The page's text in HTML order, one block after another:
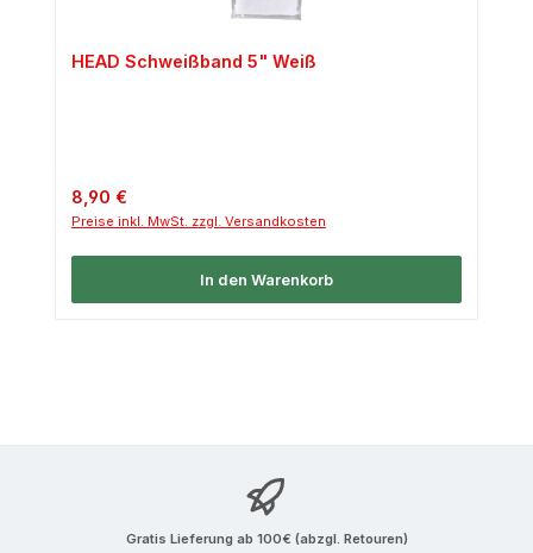
HEAD Schweißband 5" Weiß
Regulärer Preis:
8,90 €
Preise inkl. MwSt. zzgl. Versandkosten
In den Warenkorb
Gratis Lieferung ab 100€ (abzgl. Retouren)